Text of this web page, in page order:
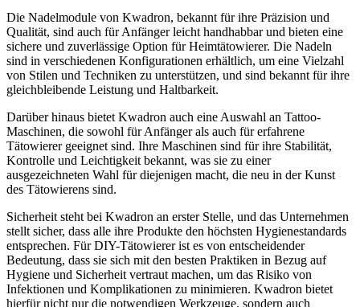
Die Nadelmodule von Kwadron, bekannt für ihre Präzision und
Qualität, sind auch für Anfänger leicht handhabbar und bieten eine
sichere und zuverlässige Option für Heimtätowierer. Die Nadeln
sind in verschiedenen Konfigurationen erhältlich, um eine Vielzahl
von Stilen und Techniken zu unterstützen, und sind bekannt für ihre
gleichbleibende Leistung und Haltbarkeit.
Darüber hinaus bietet Kwadron auch eine Auswahl an Tattoo-
Maschinen, die sowohl für Anfänger als auch für erfahrene
Tätowierer geeignet sind. Ihre Maschinen sind für ihre Stabilität,
Kontrolle und Leichtigkeit bekannt, was sie zu einer
ausgezeichneten Wahl für diejenigen macht, die neu in der Kunst
des Tätowierens sind.
Sicherheit steht bei Kwadron an erster Stelle, und das Unternehmen
stellt sicher, dass alle ihre Produkte den höchsten Hygienestandards
entsprechen. Für DIY-Tätowierer ist es von entscheidender
Bedeutung, dass sie sich mit den besten Praktiken in Bezug auf
Hygiene und Sicherheit vertraut machen, um das Risiko von
Infektionen und Komplikationen zu minimieren. Kwadron bietet
hierfür nicht nur die notwendigen Werkzeuge, sondern auch